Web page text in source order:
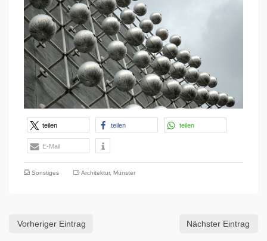
teilen teilen teilen
E-Mail
Sonstiges Architektur, Münster
Vorheriger Eintrag Nächster Eintrag